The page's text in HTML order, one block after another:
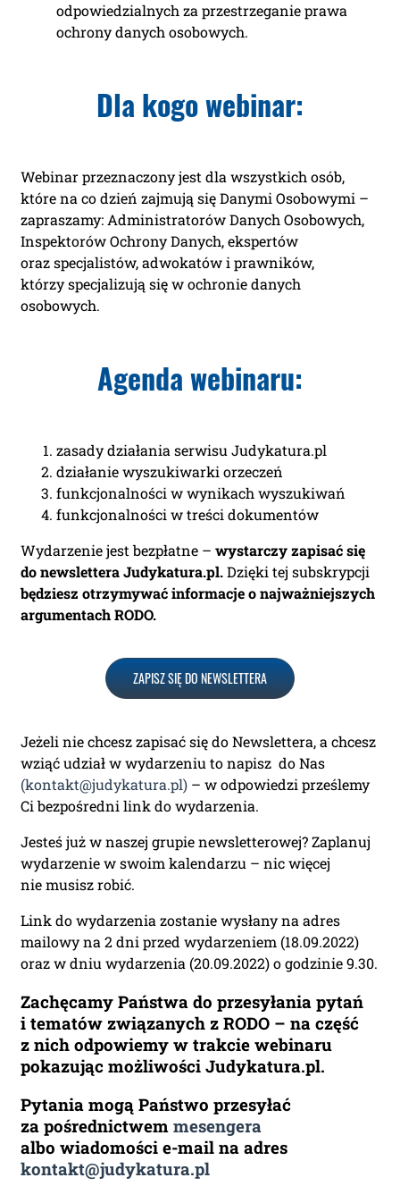
odpowiedzialnych za przestrzeganie prawa
ochrony danych osobowych.
Dla kogo webinar:
Webinar przeznaczony jest dla wszystkich osób,
które na co dzień zajmują się Danymi Osobowymi –
zapraszamy: Administratorów Danych Osobowych,
Inspektorów Ochrony Danych, ekspertów
oraz specjalistów, adwokatów i prawników,
którzy specjalizują się w ochronie danych
osobowych.
Agenda webinaru:
zasady działania serwisu Judykatura.pl
działanie wyszukiwarki orzeczeń
funkcjonalności w wynikach wyszukiwań
funkcjonalności w treści dokumentów
Wydarzenie jest bezpłatne – wystarczy zapisać się
do newslettera Judykatura.pl.Dzięki tej subskrypcji
będziesz otrzymywać informacje o najważniejszych
argumentach RODO.
ZAPISZ SIĘ DO NEWSLETTERA
Jeżeli nie chcesz zapisać się do Newslettera, a chcesz
wziąć udział w wydarzeniu to napisz do Nas
(kontakt@judykatura.pl) – w odpowiedzi prześlemy
Ci bezpośredni link do wydarzenia.
Jesteś już w naszej grupie newsletterowej? Zaplanuj
wydarzenie w swoim kalendarzu – nic więcej
nie musisz robić.
Link do wydarzenia zostanie wysłany na adres
mailowy na 2 dni przed wydarzeniem (18.09.2022)
oraz w dniu wydarzenia (20.09.2022) o godzinie 9.30.
Zachęcamy Państwa do przesyłania pytań
i tematów związanych z RODO – na część
z nich odpowiemy w trakcie webinaru
pokazując możliwości Judykatura.pl.
Pytania mogą Państwo przesyłać
za pośrednictwem mesengera
albo wiadomości e-mail na adres
kontakt@judykatura.pl